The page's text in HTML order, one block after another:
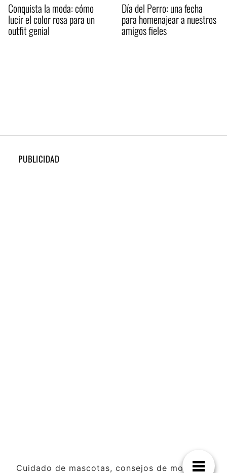
Conquista la moda: cómo
lucir el color rosa para un
outfit genial
Día del Perro: una fecha
para homenajear a nuestros
amigos fieles
PUBLICIDAD
Cuidado de mascotas, consejos de moda y